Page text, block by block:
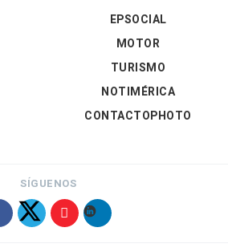
EPSOCIAL
MOTOR
TURISMO
NOTIMÉRICA
CONTACTOPHOTO
SÍGUENOS